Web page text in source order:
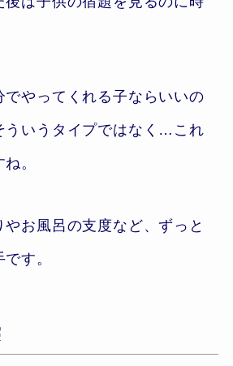
でやってくれる子ならいいの
ういうタイプではなく…これ
。
お風呂の支度など、ずっと
す。